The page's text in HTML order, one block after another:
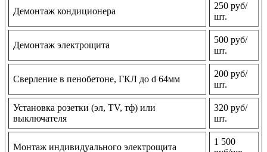
Демонтаж кондиционера
250 руб/
шт.
Демонтаж электрощита
500 руб/
шт.
Сверление в пенобетоне, ГКЛ до d 64мм
200 руб/
шт.
Установка розетки (эл, TV, тф) или
выключателя
320 руб/
шт.
Монтаж индивидуального электрощита
1 500